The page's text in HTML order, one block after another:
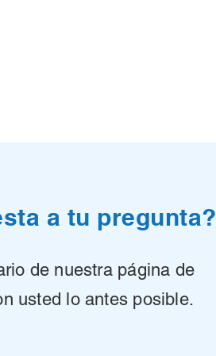
a tu pregunta?
de nuestra página de
usted lo antes posible.